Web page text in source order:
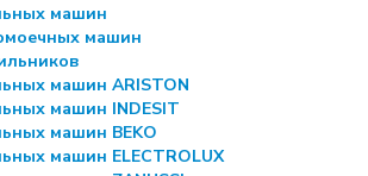
машин
машин
машин ARISTON
машин INDESIT
машин BEKO
машин ELECTROLUX